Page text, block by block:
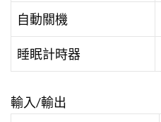
自動關機
睡眠計時器
輸入/輸出